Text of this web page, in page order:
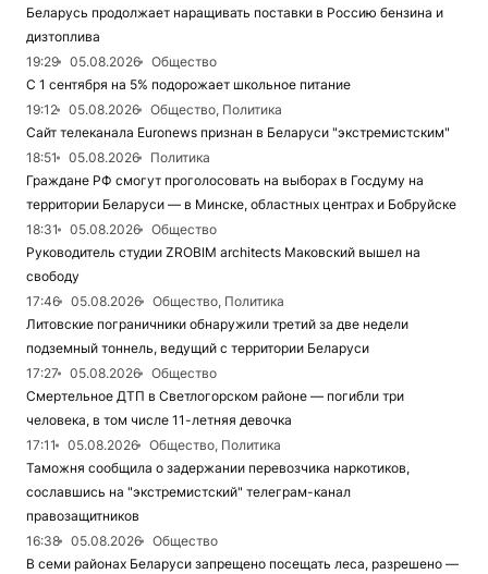
Беларусь продолжает наращивать поставки в Россию бензина и
дизтоплива
19:29
05.08.2026
Общество
С 1 сентября на 5% подорожает школьное питание
19:12
05.08.2026
Общество, Политика
Сайт телеканала Euronews признан в Беларуси "экстремистским"
18:51
05.08.2026
Политика
Граждане РФ смогут проголосовать на выборах в Госдуму на
территории Беларуси — в Минске, областных центрах и Бобруйске
18:31
05.08.2026
Общество
Руководитель студии ZROBIM architects Маковский вышел на
свободу
17:46
05.08.2026
Общество, Политика
Литовские пограничники обнаружили третий за две недели
подземный тоннель, ведущий с территории Беларуси
17:27
05.08.2026
Общество
Смертельное ДТП в Светлогорском районе — погибли три
человека, в том числе 11-летняя девочка
17:11
05.08.2026
Общество, Политика
Таможня сообщила о задержании перевозчика наркотиков,
сославшись на "экстремистский" телеграм-канал
правозащитников
16:38
05.08.2026
Общество
В семи районах Беларуси запрещено посещать леса, разрешено —